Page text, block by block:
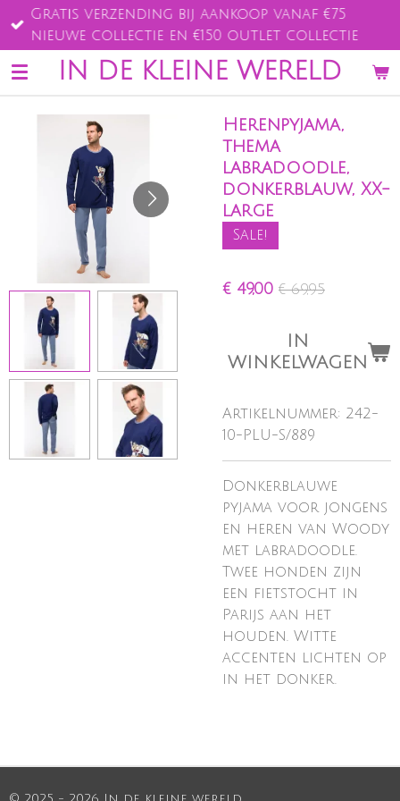
Ga
direct
naar
de
IN DE KLEINE WERELD
Gratis verzending bij aankoop vanaf €75
nieuwe collectie en €150 outlet collectie
Herenpyjama,
thema
labradoodle,
donkerblauw, XX-
large
Sale!
€ 49,00 € 69,95
IN
WINKELWAGEN
Artikelnummer: 242-
10-PLU-S/889
Donkerblauwe
pyjama voor jongens
en heren van Woody
met labradoodle.
Twee honden zijn
een fietstocht in
Parijs aan het
houden. Witte
accenten lichten op
in het donker.